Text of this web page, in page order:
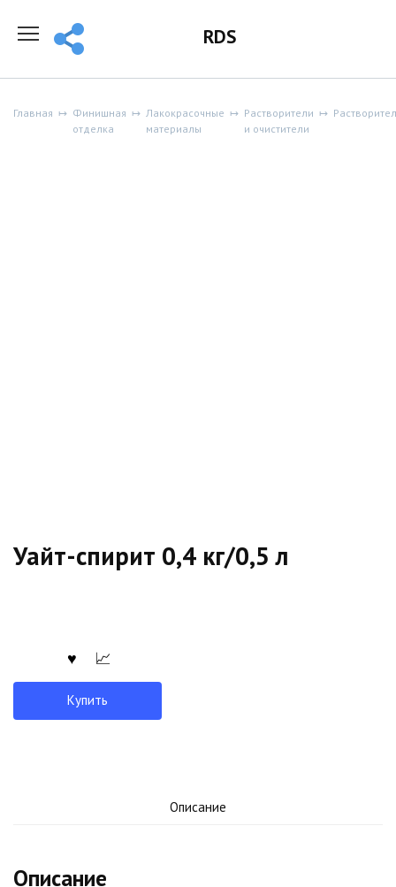
содержанию
RDS
Главная
Финишная
отделка
Лакокрасочные
материалы
Растворители
и очистители
Уайт-спирит 0,4 кг/0,5 л
Купить
Описание
Описание